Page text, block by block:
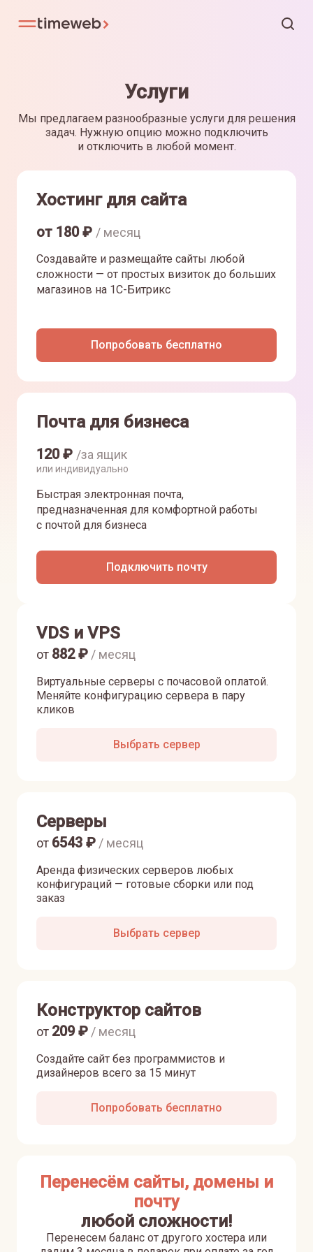
Услуги
Мы предлагаем разнообразные услуги для решения
задач. Нужную опцию можно подключить
и отключить в любой момент.
Хостинг для сайта
от 180₽ / месяц
Создавайте и размещайте сайты любой
сложности — от простых визиток до больших
магазинов на 1С-Битрикс
Попробовать бесплатно
Почта для бизнеса
120₽ /за ящик
или индивидуально
Быстрая электронная почта,
предназначенная для комфортной работы
с почтой для бизнеса
Подключить почту
VDS и VPS
Виртуальные серверы с почасовой оплатой.
Меняйте конфигурацию сервера в пару
кликов
от 882₽ / месяц
Выбрать сервер
Серверы
Аренда физических серверов любых
конфигураций — готовые сборки или под
заказ
от 6543 ₽ / месяц
Выбрать сервер
Конструктор сайтов
Создайте сайт без программистов и
дизайнеров всего за 15 минут
от 209₽ / месяц
Попробовать бесплатно
Перенесём сайты, домены и
почту
любой сложности!
Перенесем баланс от другого хостера или